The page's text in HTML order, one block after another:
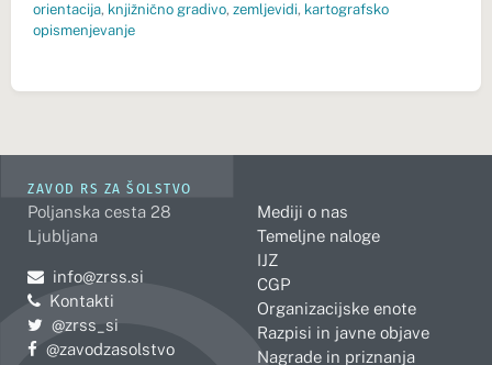
orientacija, knjižnično gradivo, zemljevidi, kartografsko
opismenjevanje
ZAVOD RS ZA ŠOLSTVO
Poljanska cesta 28
Ljubljana
Pošljite e-mail na
info@zrss.si
Kontakti
Pojdite na Twitter:
@zrss_si
Pojdite na Facebook:
@zavodzasolstvo
Mediji o nas
Temeljne naloge
IJZ
CGP
Organizacijske enote
Razpisi in javne objave
Nagrade in priznanja